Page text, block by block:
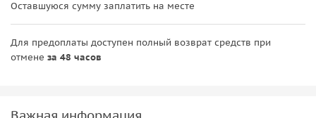
карамелизированного кальмара и вареные креветки.
Главное событие — плавучий бар
неограниченными коктейлями и свежими фруктами,
на корзинной лодке или встать на SUP-доску. Завершение
Оставшуюся сумму заплатить на месте
Для предоплаты доступен полный возврат средств при
отмене за 48 часов